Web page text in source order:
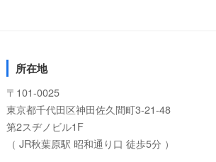
所在地
〒101-0025
東京都千代田区神田佐久間町3-21-48
第2スヂノビル1F
（ JR秋葉原駅 昭和通り口 徒歩5分 ）